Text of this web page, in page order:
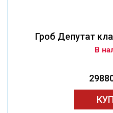
Гроб Депутат
В